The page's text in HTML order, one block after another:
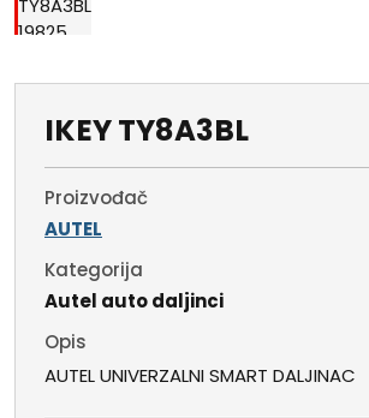
IKEY TY8A3BL
Proizvođač
AUTEL
Kategorija
Autel auto daljinci
Opis
AUTEL UNIVERZALNI SMART DALJINAC